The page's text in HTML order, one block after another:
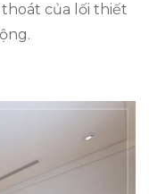
của lối thiết